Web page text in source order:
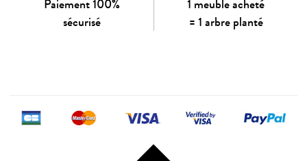
Paiement 100%
sécurisé
1 meuble acheté
= 1 arbre planté